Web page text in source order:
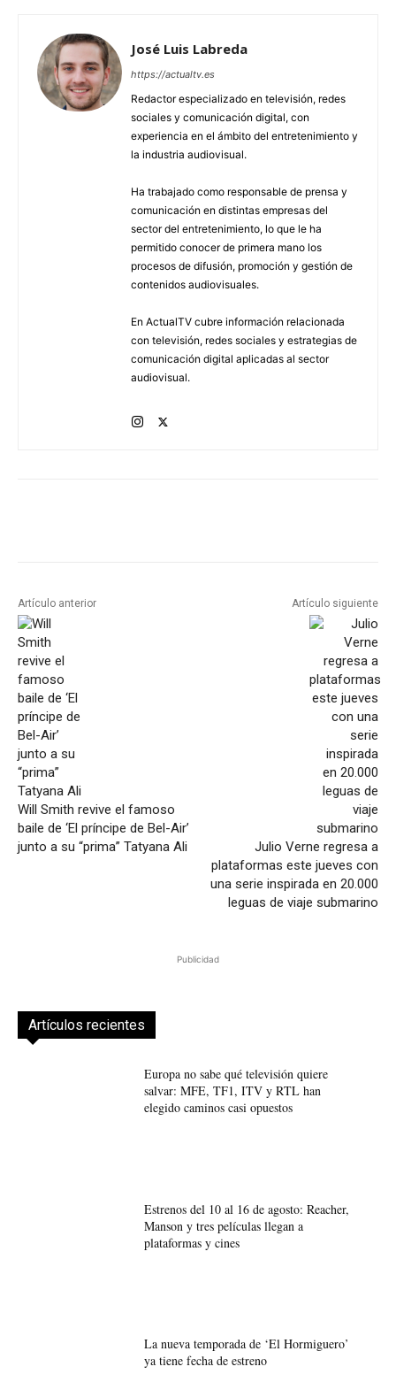
José Luis Labreda
https://actualtv.es
Redactor especializado en televisión, redes
sociales y comunicación digital, con
experiencia en el ámbito del entretenimiento y
la industria audiovisual.
Ha trabajado como responsable de prensa y
comunicación en distintas empresas del
sector del entretenimiento, lo que le ha
permitido conocer de primera mano los
procesos de difusión, promoción y gestión de
contenidos audiovisuales.
En ActualTV cubre información relacionada
con televisión, redes sociales y estrategias de
comunicación digital aplicadas al sector
audiovisual.
Artículo anterior
Will Smith revive el famoso
baile de ‘El príncipe de Bel-Air’
junto a su “prima” Tatyana Ali
Artículo siguiente
Julio Verne regresa a
plataformas este jueves con
una serie inspirada en 20.000
leguas de viaje submarino
Publicidad
Artículos recientes
Europa no sabe qué televisión quiere
salvar: MFE, TF1, ITV y RTL han
elegido caminos casi opuestos
Estrenos del 10 al 16 de agosto: Reacher,
Manson y tres películas llegan a
plataformas y cines
La nueva temporada de ‘El Hormiguero’
ya tiene fecha de estreno